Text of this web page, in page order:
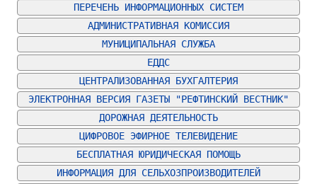
ПЕРЕЧЕНЬ ИНФОРМАЦИОННЫХ СИСТЕМ
АДМИНИСТРАТИВНАЯ КОМИССИЯ
МУНИЦИПАЛЬНАЯ СЛУЖБА
ЕДДС
ЦЕНТРАЛИЗОВАННАЯ БУХГАЛТЕРИЯ
ЭЛЕКТРОННАЯ ВЕРСИЯ ГАЗЕТЫ "РЕФТИНСКИЙ ВЕСТНИК"
ДОРОЖНАЯ ДЕЯТЕЛЬНОСТЬ
ЦИФРОВОЕ ЭФИРНОЕ ТЕЛЕВИДЕНИЕ
БЕСПЛАТНАЯ ЮРИДИЧЕСКАЯ ПОМОЩЬ
ИНФОРМАЦИЯ ДЛЯ СЕЛЬХОЗПРОИЗВОДИТЕЛЕЙ